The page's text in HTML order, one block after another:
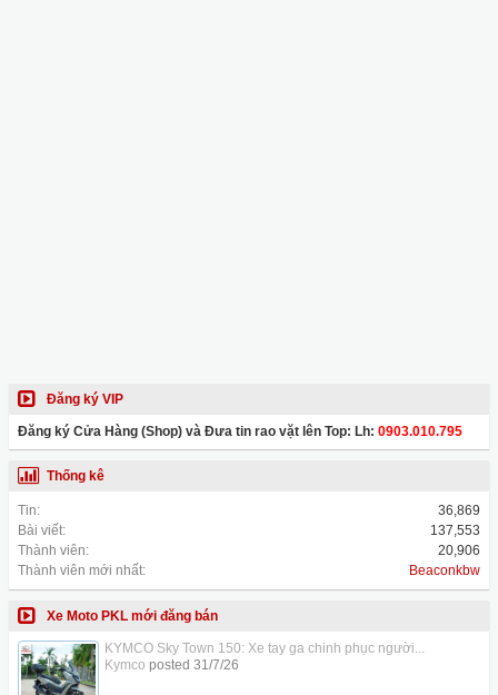
Đăng ký VIP
Đăng ký Cửa Hàng (Shop) và Đưa tin rao vặt lên Top: Lh: 0903.010.795
Thống kê
Tin:
36,869
Bài viết:
137,553
Thành viên:
20,906
Thành viên mới nhất:
Beaconkbw
Xe Moto PKL mới đăng bán
KYMCO Sky Town 150: Xe tay ga chinh phục người...
Kymco posted 31/7/26